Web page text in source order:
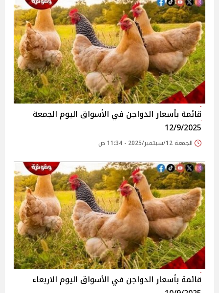
قائمة بأسعار الدواجن في الأسواق‎‎ اليوم الجمعة
12/9/2025
الجمعة 12/سبتمبر/2025 - 11:34 ص
قائمة بأسعار الدواجن في الأسواق‎‎ اليوم الاربعاء